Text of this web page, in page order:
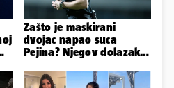
Zašto je maskirani
dvojac napao suca
Pejina? Njegov dolazak u
čuđenje